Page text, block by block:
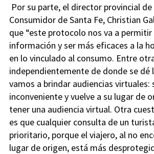
Por su parte, el director provincial
Consumidor de Santa Fe, Christian
que “este protocolo nos va a
información y ser más eficaces a la
en lo vinculado al consumo. Entre
independientemente de donde se dé
vamos a brindar audiencias virtuales:
inconveniente y vuelve a su lugar de
tener una audiencia virtual. Otra
es que cualquier consulta de un
prioritario, porque el viajero, al no
lugar de origen, está más